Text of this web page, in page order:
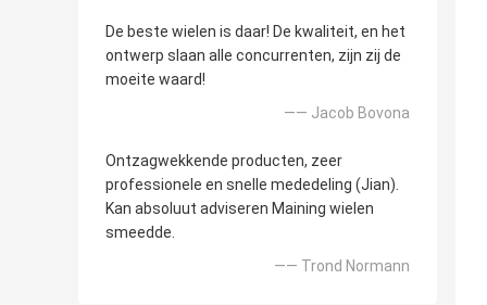
De beste wielen is daar! De kwaliteit, en het
ontwerp slaan alle concurrenten, zijn zij de
moeite waard!
—— Jacob Bovona
Ontzagwekkende producten, zeer
professionele en snelle mededeling (Jian).
Kan absoluut adviseren Maining wielen
smeedde.
—— Trond Normann